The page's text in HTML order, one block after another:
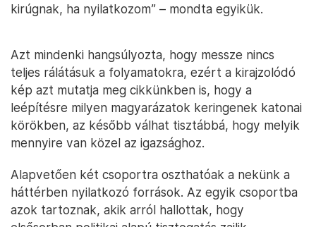
kirúgnak, ha nyilatkozom” – mondta egyikük.
Azt mindenki hangsúlyozta, hogy messze nincs
teljes rálátásuk a folyamatokra, ezért a kirajzolódó
kép azt mutatja meg cikkünkben is, hogy a
leépítésre milyen magyarázatok keringenek katonai
körökben, az később válhat tisztábbá, hogy melyik
mennyire van közel az igazsághoz.
Alapvetően két csoportra oszthatóak a nekünk a
háttérben nyilatkozó források. Az egyik csoportba
azok tartoznak, akik arról hallottak, hogy